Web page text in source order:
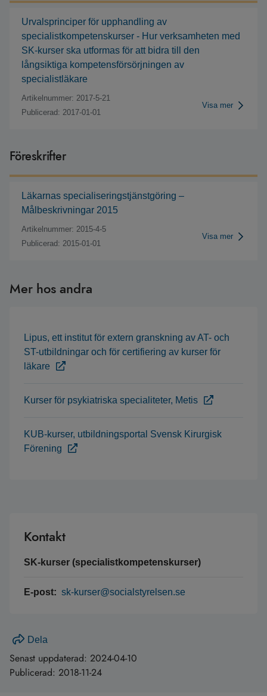
Urvalsprinciper för upphandling av
specialistkompetenskurser - Hur verksamheten med
SK-kurser ska utformas för att bidra till den
långsiktiga kompetensförsörjningen av
specialistläkare
Artikelnummer: 2017-5-21
Publicerad: 2017-01-01
Visa mer
Föreskrifter
Läkarnas specialiseringstjänstgöring –
Målbeskrivningar 2015
Artikelnummer: 2015-4-5
Publicerad: 2015-01-01
Visa mer
Mer hos andra
Lipus, ett institut för extern granskning av AT- och
ST-utbildningar och för certifiering av kurser för
läkare
Kurser för psykiatriska specialiteter, Metis
KUB-kurser, utbildningsportal Svensk Kirurgisk
Förening
Kontakt
SK-kurser (specialistkompetenskurser)
E-post: sk-kurser@socialstyrelsen.se
Dela
Senast uppdaterad: 2024-04-10
Publicerad: 2018-11-24